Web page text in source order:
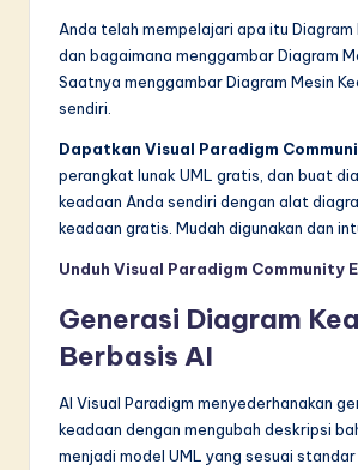
Anda telah mempelajari apa itu Diagram
dan bagaimana menggambar Diagram
Saatnya menggambar Diagram Mesin
sendiri.
Dapatkan Visual Paradigm
perangkat lunak UML gratis, dan buat
keadaan Anda sendiri dengan alat
keadaan gratis. Mudah digunakan dan
Unduh Visual Paradigm Community
Generasi Diagram
Berbasis AI
AI Visual Paradigm menyederhanakan
keadaan dengan mengubah deskripsi
menjadi model UML yang sesuai